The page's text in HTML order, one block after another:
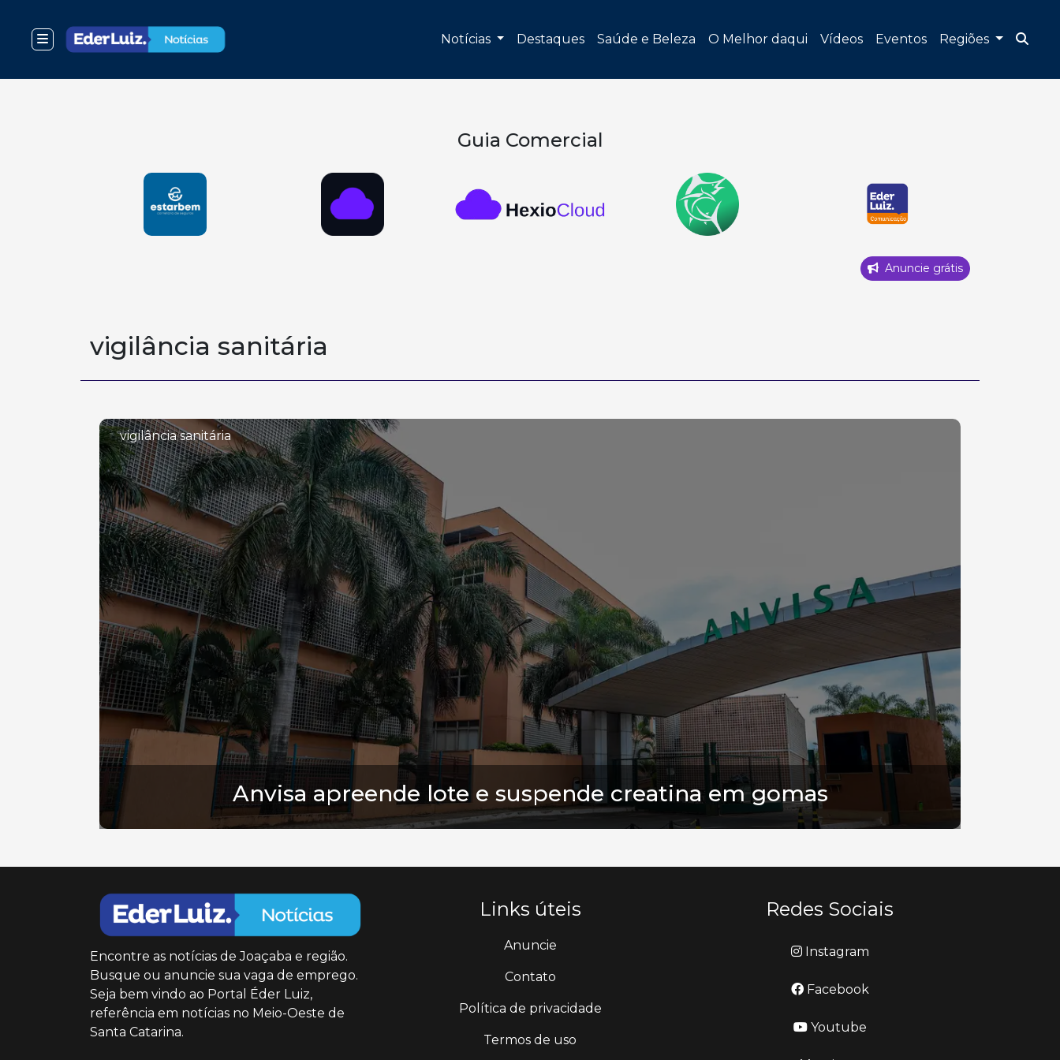
Notícias Destaques Saúde e Beleza O Melhor daqui Vídeos Eventos Regiões
Guia Comercial
Anuncie grátis
vigilância sanitária
vigilância sanitária
Anvisa apreende lote e suspende creatina em gomas
Encontre as notícias de Joaçaba e região.
Busque ou anuncie sua vaga de emprego.
Seja bem vindo ao Portal Éder Luiz,
referência em notícias no Meio-Oeste de
Santa Catarina.
Links úteis
Anuncie
Contato
Política de privacidade
Termos de uso
Redes Sociais
Instagram
Facebook
Youtube